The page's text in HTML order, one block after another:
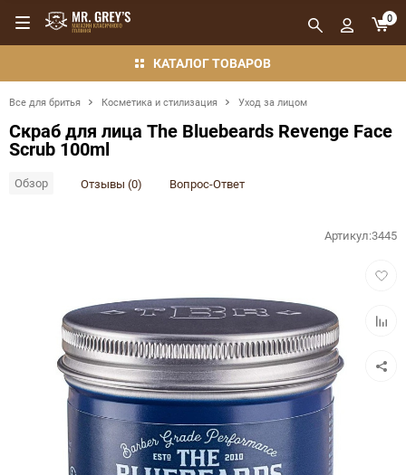
КАТАЛОГ ТОВАРОВ
0
Все для бритья Косметика и стилизация Уход за лицом
Скраб для лица The Bluebeards Revenge Face
Scrub 100ml
Обзор Отзывы (0) Вопрос-Ответ
Артикул:3445